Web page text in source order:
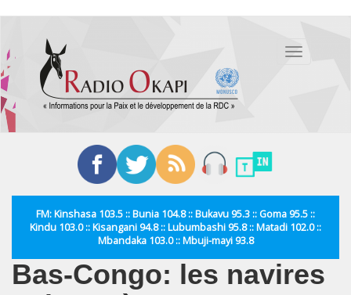
contenu
principal
Toggle
FM: Kinshasa 103.5 :: Bunia 104.8 :: Bukavu 95.3 :: Goma 95.5 ::
Kindu 103.0 :: Kisangani 94.8 :: Lubumbashi 95.8 :: Matadi 102.0 ::
Mbandaka 103.0 :: Mbuji-mayi 93.8
Bas-Congo: les navires